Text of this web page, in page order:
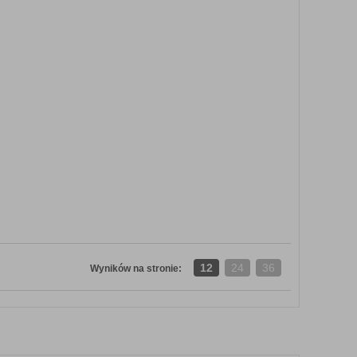
Wyników na stronie: 12 24 36